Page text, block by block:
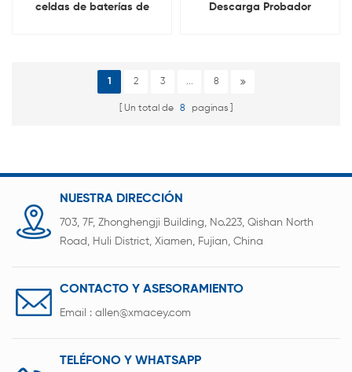
celdas de baterías de
32700.
Descarga Probador
1 2 3 ... 8
Un total de 8 paginas
NUESTRA DIRECCIÓN
703, 7F, Zhonghengji Building, No.223, Qishan North
Road, Huli District, Xiamen, Fujian, China
CONTACTO Y ASESORAMIENTO
Email : allen@xmacey.com
TELÉFONO Y WHATSAPP